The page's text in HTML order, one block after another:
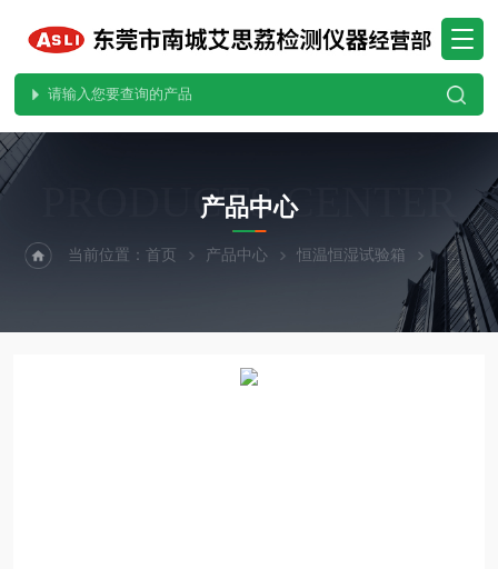
PRODUCTS CENTER
产品中心
当前位置：首页 产品中心 恒温恒湿试验箱 小型恒